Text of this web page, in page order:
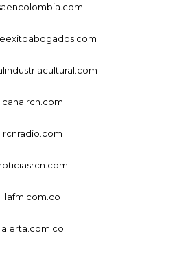
canalrcn.com
rcnradio.com
lafm.com.co
alerta.com.co